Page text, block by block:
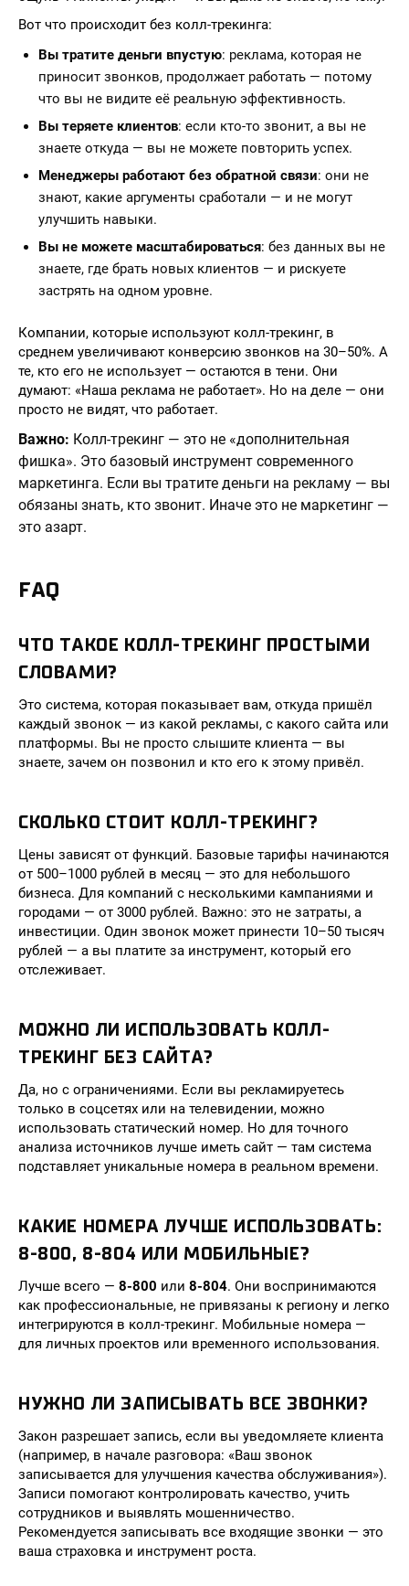
Вот что происходит без колл-трекинга:
Вы тратите деньги впустую: реклама, которая не
приносит звонков, продолжает работать — потому
что вы не видите её реальную эффективность.
Вы теряете клиентов: если кто-то звонит, а вы не
знаете откуда — вы не можете повторить успех.
Менеджеры работают без обратной связи: они не
знают, какие аргументы сработали — и не могут
улучшить навыки.
Вы не можете масштабироваться: без данных вы не
знаете, где брать новых клиентов — и рискуете
застрять на одном уровне.
Компании, которые используют колл-трекинг, в
среднем увеличивают конверсию звонков на 30–50%. А
те, кто его не использует — остаются в тени. Они
думают: «Наша реклама не работает». Но на деле — они
просто не видят, что работает.
Важно: Колл-трекинг — это не «дополнительная
фишка». Это базовый инструмент современного
маркетинга. Если вы тратите деньги на рекламу — вы
обязаны знать, кто звонит. Иначе это не маркетинг —
это азарт.
FAQ
ЧТО ТАКОЕ КОЛЛ-ТРЕКИНГ ПРОСТЫМИ
СЛОВАМИ?
Это система, которая показывает вам, откуда пришёл
каждый звонок — из какой рекламы, с какого сайта или
платформы. Вы не просто слышите клиента — вы
знаете, зачем он позвонил и кто его к этому привёл.
СКОЛЬКО СТОИТ КОЛЛ-ТРЕКИНГ?
Цены зависят от функций. Базовые тарифы начинаются
от 500–1000 рублей в месяц — это для небольшого
бизнеса. Для компаний с несколькими кампаниями и
городами — от 3000 рублей. Важно: это не затраты, а
инвестиции. Один звонок может принести 10–50 тысяч
рублей — а вы платите за инструмент, который его
отслеживает.
МОЖНО ЛИ ИСПОЛЬЗОВАТЬ КОЛЛ-
ТРЕКИНГ БЕЗ САЙТА?
Да, но с ограничениями. Если вы рекламируетесь
только в соцсетях или на телевидении, можно
использовать статический номер. Но для точного
анализа источников лучше иметь сайт — там система
подставляет уникальные номера в реальном времени.
КАКИЕ НОМЕРА ЛУЧШЕ ИСПОЛЬЗОВАТЬ:
8-800, 8-804 ИЛИ МОБИЛЬНЫЕ?
Лучше всего — 8-800 или 8-804. Они воспринимаются
как профессиональные, не привязаны к региону и легко
интегрируются в колл-трекинг. Мобильные номера —
для личных проектов или временного использования.
НУЖНО ЛИ ЗАПИСЫВАТЬ ВСЕ ЗВОНКИ?
Закон разрешает запись, если вы уведомляете клиента
(например, в начале разговора: «Ваш звонок
записывается для улучшения качества обслуживания»).
Записи помогают контролировать качество, учить
сотрудников и выявлять мошенничество.
Рекомендуется записывать все входящие звонки — это
ваша страховка и инструмент роста.